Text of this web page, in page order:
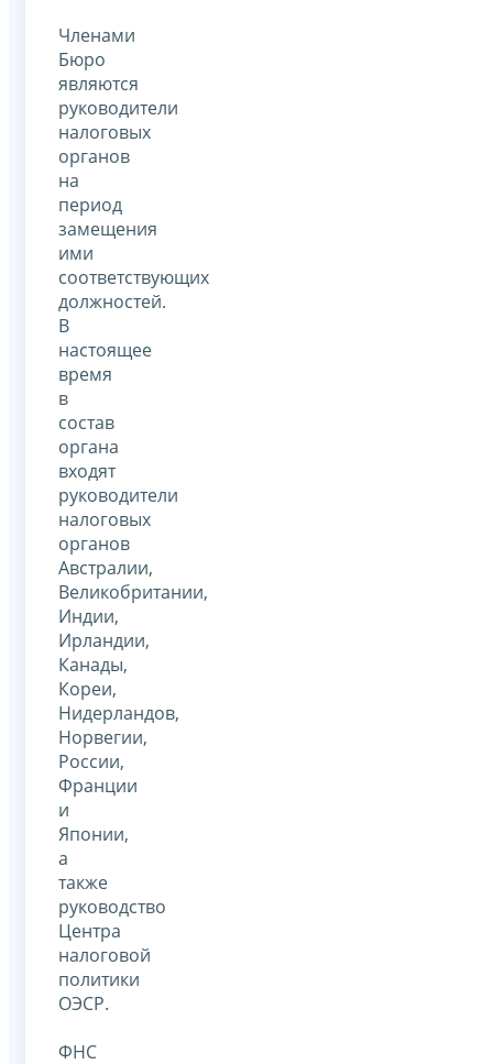
Членами
Бюро
являются
руководители
налоговых
органов
на
период
замещения
ими
соответствующих
должностей.
В
настоящее
время
в
состав
органа
входят
руководители
налоговых
органов
Австралии,
Великобритании,
Индии,
Ирландии,
Канады,
Кореи,
Нидерландов,
Норвегии,
России,
Франции
и
Японии,
а
также
руководство
Центра
налоговой
политики
ОЭСР.
ФНС